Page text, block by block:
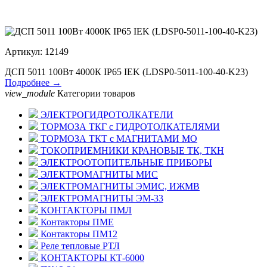
Артикул: 12149
ДСП 5011 100Вт 4000К IP65 IEK (LDSP0-5011-100-40-K23)
Подробнее →
view_module Категории товаров
ЭЛЕКТРОГИДРОТОЛКАТЕЛИ
ТОРМОЗА ТКГ с ГИДРОТОЛКАТЕЛЯМИ
ТОРМОЗА ТКТ с МАГНИТАМИ МО
ТОКОПРИЕМНИКИ КРАНОВЫЕ ТК, ТКН
ЭЛЕКТРООТОПИТЕЛЬНЫЕ ПРИБОРЫ
ЭЛЕКТРОМАГНИТЫ МИС
ЭЛЕКТРОМАГНИТЫ ЭМИС, ИЖМВ
ЭЛЕКТРОМАГНИТЫ ЭМ-33
КОНТАКТОРЫ ПМЛ
Контакторы ПМЕ
Контакторы ПМ12
Реле тепловые РТЛ
КОНТАКТОРЫ КТ-6000